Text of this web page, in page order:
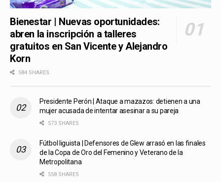
Bienestar | Nuevas oportunidades:
abren la inscripción a talleres
gratuitos en San Vicente y Alejandro
Korn
584 SHARES
Presidente Perón | Ataque a mazazos: detienen a una
mujer acusada de intentar asesinar a su pareja
573 SHARES
Fútbol liguista | Defensores de Glew arrasó en las finales
de la Copa de Oro del Femenino y Veterano de la
Metropolitana
558 SHARES